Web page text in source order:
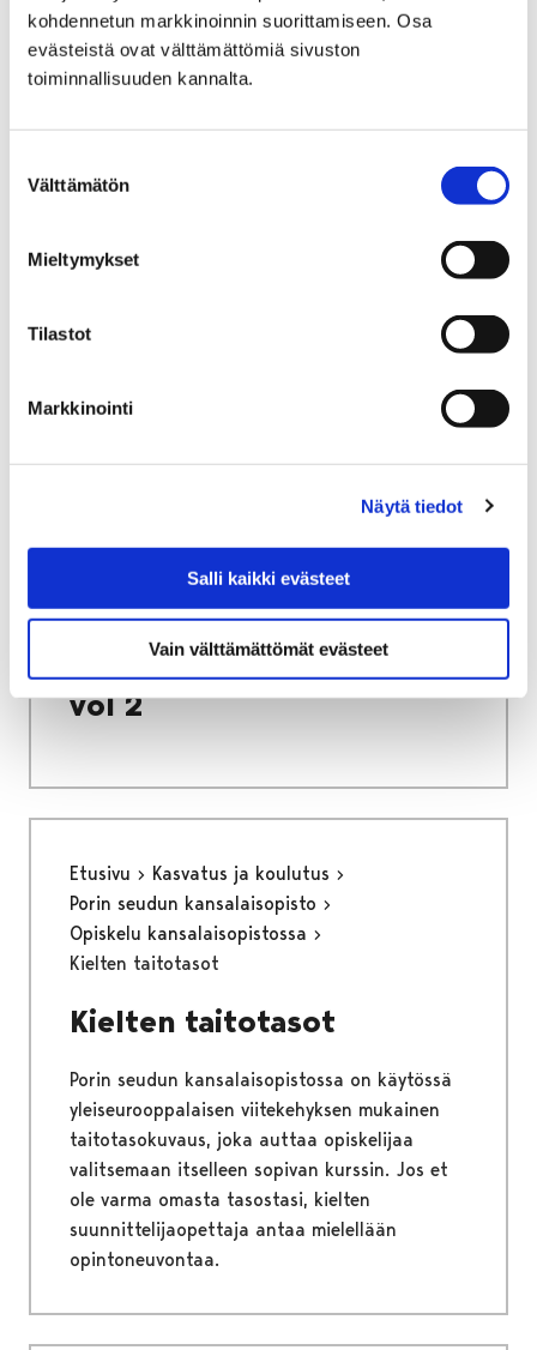
kohdennetun markkinoinnin suorittamiseen. Osa
evästeistä ovat välttämättömiä sivuston
toiminnallisuuden kannalta.
valinta
Välttämätön
Mieltymykset
Tilastot
Markkinointi
Näytä tiedot
Salli kaikki evästeet
Vain välttämättömät evästeet
Etusivu Kaupunki ja hallinto
Ota yhteyttä
Sähköinen asiointi ja lomakkeet
Sosiaali- ja terveyspalveluiden sähköiset
Kuljetuspalvelu: lääkärintodistus
lääkärintodistus
Voit siirtyä kuljetuspalvelun
linkistä.
Harrastamisen Porin malli
Porin mallin värityskirja
vol 2
Etusivu
Kasvatus ja koulutus
Porin seudun kansalaisopisto
Opiskelu kansalaisopistossa
Kielten taitotasot
Kielten taitotasot
Porin seudun kansalaisopistossa on käytössä
yleiseurooppalaisen viitekehyksen mukainen
taitotasokuvaus, joka auttaa opiskelijaa
valitsemaan itselleen sopivan kurssin. Jos et
ole varma omasta tasostasi, kielten
suunnittelijaopettaja antaa mielellään
opintoneuvontaa.